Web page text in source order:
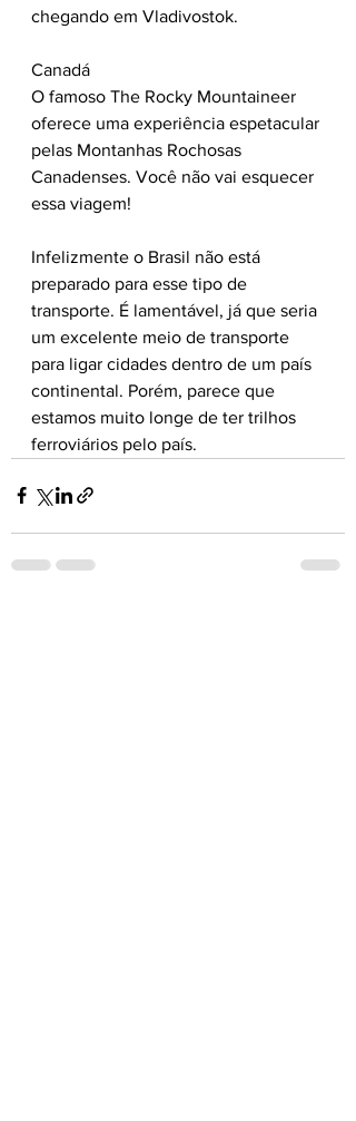
chegando em Vladivostok.
Canadá
O famoso The Rocky Mountaineer
oferece uma experiência espetacular
pelas Montanhas Rochosas
Canadenses. Você não vai esquecer
essa viagem!
Infelizmente o Brasil não está
preparado para esse tipo de
transporte. É lamentável, já que seria
um excelente meio de transporte
para ligar cidades dentro de um país
continental. Porém, parece que
estamos muito longe de ter trilhos
ferroviários pelo país.